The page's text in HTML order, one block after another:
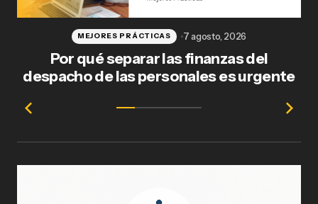
Por qué separar las finanzas del
despacho de las personales es urgente
MEJORES PRÁCTICAS 7 agosto, 2026